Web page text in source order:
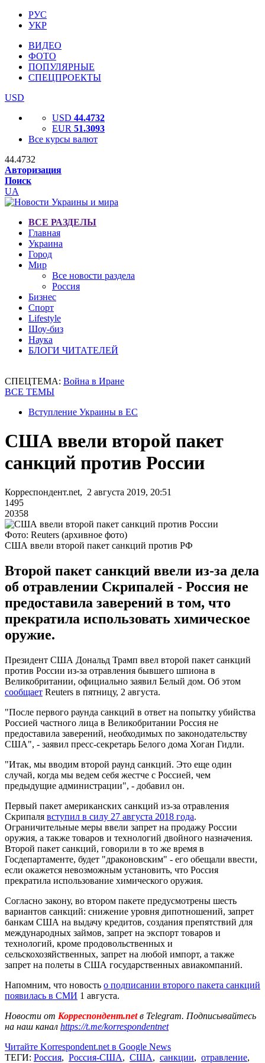
РУС
УКР
ВИДЕО
ФОТО
ПОПУЛЯРНЫЕ
СПЕЦПРОЕКТЫ
USD
USD 44.4732
EUR 51.3093
Все курсы валют
44.4732
Авторизация
Поиск
UA
ВСЕ РАЗДЕЛЫ
Главная
Украина
Город
Мир
Все новости раздела
Россия
Бизнес
Спорт
Lifestyle
Шоу-биз
Наука
БЛОГИ ЧИТАТЕЛЕЙ
СПЕЦТЕМА: Война в Иране
ВСЕ ТЕМЫ
Вступление Украины в ЕС
США ввели второй пакет
санкций против России
Корреспондент.net, 2 августа 2019, 20:51
1495
20358
Фото: Reuters (архивное фото)
США ввели второй пакет санкций против РФ
Второй пакет санкций ввели из-за дела
об отравлении Скрипалей - Россия не
предоставила заверений в том, что
прекратила использовать химическое
оружие.
Президент США Дональд Трамп ввел второй пакет санкций
против России из-за отравления бывшего шпиона в
Великобритании, официально заявил Белый дом. Об этом
сообщает Reuters в пятницу, 2 августа.
"После первого раунда санкций в ответ на попытку убийства
Россией частного лица в Великобритании Россия не
предоставила заверений, необходимых по законодательству
США", - заявил пресс-секретарь Белого дома Хоган Гидли.
"Итак, мы вводим второй раунд санкций. Это еще один
случай, когда мы ведем себя жестче с Россией, чем
предыдущие администрации", - добавил он.
Первый пакет американских санкций из-за отравления
Скрипаля вступил в силу 27 августа 2018 года.
Ограничительные меры ввели запрет на продажу России
оружия, а также товаров и технологий двойного назначения.
Второй пакет санкций, говорили в то же время в
Госдепартаменте, будет "драконовским" - его обещали ввести,
если окажется невозможным установить, что Россия
прекратила использование химического оружия.
Согласно закону, во втором пакете предусмотрены шесть
вариантов санкций: снижение уровня дипотношений, запрет
банкам США на выдачу кредитов, создания препятствий для
международных займов, запрет на экспорт товаров и
технологий, кроме продовольственных и
сельскохозяйственных, запрет на любой импорт, а также
запрет на полеты в США государственных авиакомпаний.
Напомним, что новость о подписании второго пакета санкций
появилась в СМИ 1 августа.
Новости от Корреспондент.netв Telegram. Подписывайтесь
на наш канал https://t.me/korrespondentnet
Читайте Korrespondent.net в Google News
ТЕГИ: Россия, Россия-США, США, санкции, отравление,